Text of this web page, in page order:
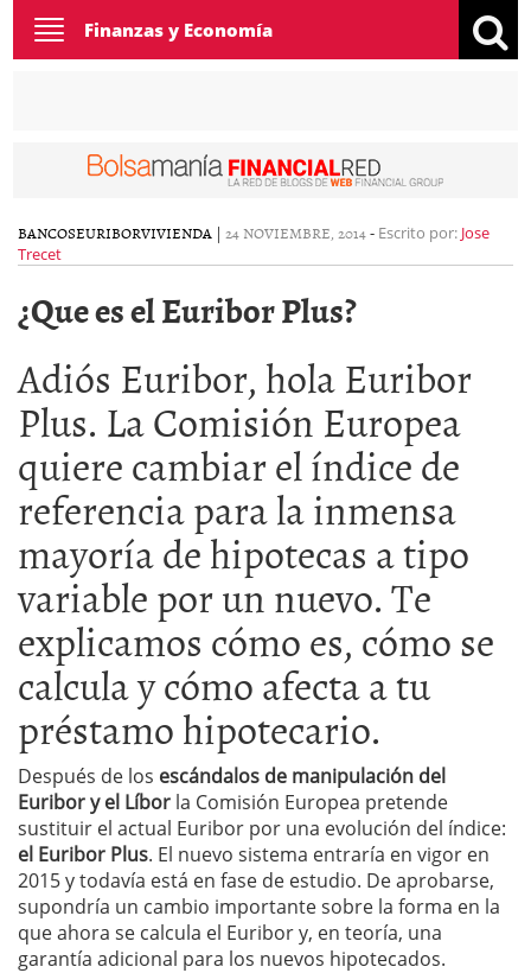
Toggle
navigation
Finanzas y Economía
BANCOSEURIBORVIVIENDA | 24 NOVIEMBRE, 2014- Escrito por: Jose
Trecet
¿Que es el Euribor Plus?
Adiós Euribor, hola Euribor
Plus. La Comisión Europea
quiere cambiar el índice de
referencia para la inmensa
mayoría de hipotecas a tipo
variable por un nuevo. Te
explicamos cómo es, cómo se
calcula y cómo afecta a tu
préstamo hipotecario.
Después de los escándalos de manipulación del
Euribor y el Líbor la Comisión Europea pretende
sustituir el actual Euribor por una evolución del índice:
el Euribor Plus. El nuevo sistema entraría en vigor en
2015 y todavía está en fase de estudio. De aprobarse,
supondría un cambio importante sobre la forma en la
que ahora se calcula el Euribor y, en teoría, una
garantía adicional para los nuevos hipotecados.